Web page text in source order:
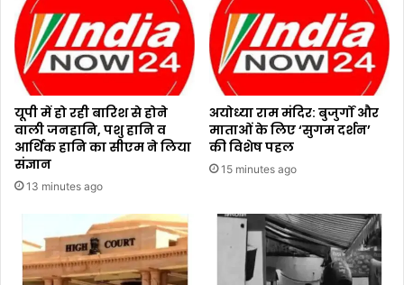
यूपी में हो रही बारिश से होने
वाली जनहानि, पशु हानि व
आर्थिक हानि का सीएम ने लिया
संज्ञान
13 minutes ago
अयोध्या राम मंदिर: बुजुर्गों और
माताओं के लिए ‘सुगम दर्शन’
की विशेष पहल
15 minutes ago